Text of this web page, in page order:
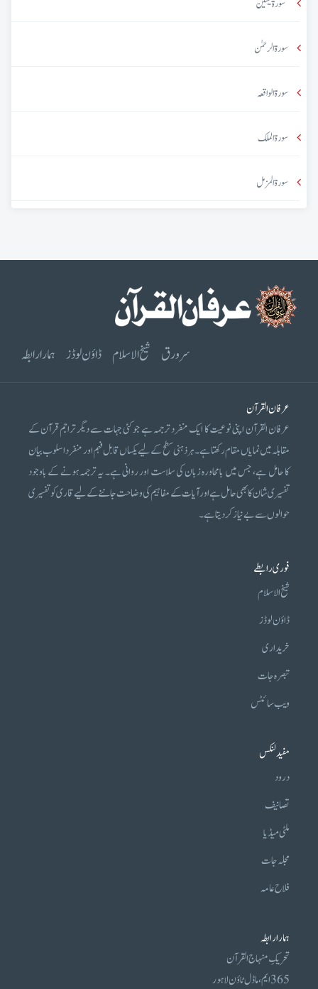
سورۃ یٰسین
سورۃ الرحمٰن
سورۃ الواقعہ
سورۃ الملک
سورۃ المزمل
سرورق شیخ الاسلام ڈاؤن لوڈز ہمارا رابطہ
عرفان القرآن
عرفان القرآن اپنی نوعیت کا ایک منفرد ترجمہ ہے جو کئی جہات سے دیگر تراجم قرآن کے
مقابلہ میں نمایاں مقام رکھتا ہے۔ ہر ذہنی سطح کے لیے یکساں قابل فہم اور منفرد اسلوب بیان
کا حامل ہے، جس میں بامحاورہ زبان کی سلاست اور روانی ہے۔ یہ ترجمہ ہونے کے باوجود
تفسیری شان کا بھی حامل ہے اور آیات کے مفاہیم کی وضاحت جاننے کے لیے قاری کو تفسیری
حوالوں سے بے نیاز کر دیتا ہے۔
فوری رابطے
شیخ الاسلام
ڈاؤن لوڈز
خریداری
تبصرہ جات
ویب سائٹس
مفید لنکس
درود
تصانیف
ملٹی میڈیا
مجلہ جات
فلاح عامہ
ہمارا رابطہ
تحریکِ منہاج القرآن
365 ایم، ماڈل ٹاؤن لاہور